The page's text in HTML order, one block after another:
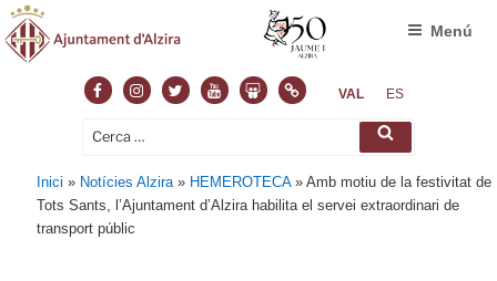
FacebookInstagram
TwitterYoutubeSlideshare
NormasVAL ES
Cerca: Cerca
Menú
Inici » Notícies Alzira » HEMEROTECA»Amb motiu de la festivitat de
Tots Sants, l’Ajuntament d’Alzira habilita el servei extraordinari de
transport públic